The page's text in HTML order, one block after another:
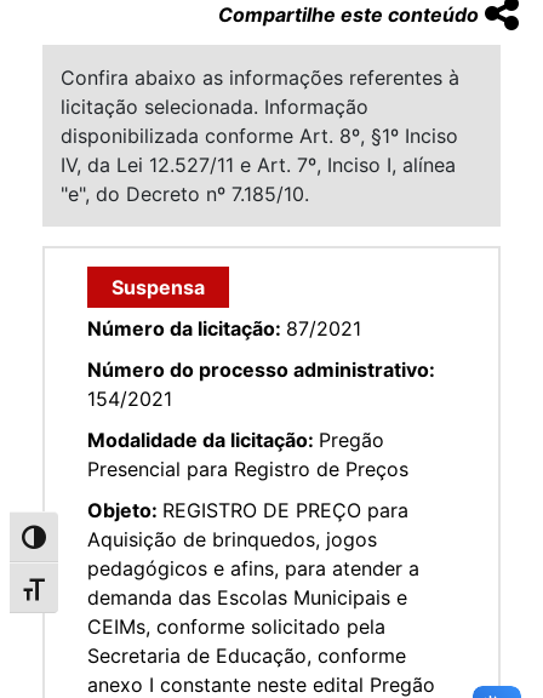
Alternar alto contraste
Alternar tamanho da fonte
Compartilhe este conteúdo
Confira abaixo as informações referentes à
licitação selecionada. Informação
disponibilizada conforme Art. 8º, §1º Inciso
IV, da Lei 12.527/11 e Art. 7º, Inciso I, alínea
"e", do Decreto nº 7.185/10.
Suspensa
Número da licitação: 87/2021
Número do processo administrativo:
154/2021
Modalidade da licitação: Pregão
Presencial para Registro de Preços
Objeto: REGISTRO DE PREÇO para
Aquisição de brinquedos, jogos
pedagógicos e afins, para atender a
demanda das Escolas Municipais e
CEIMs, conforme solicitado pela
Secretaria de Educação, conforme
anexo I constante neste edital Pregão